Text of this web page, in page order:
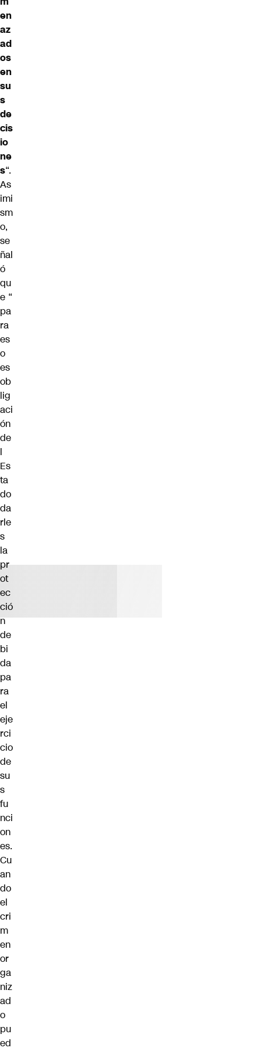
en
az
ad
os
en
su
s
de
cis
io
ne
s“.
As
imi
sm
o,
se
ñal
ó
qu
e “
pa
ra
es
o
es
ob
lig
aci
ón
de
l
Es
ta
do
da
rle
s
la
pr
ot
ec
ció
n
de
bi
da
pa
ra
el
eje
rci
cio
de
su
s
fu
nci
on
es.
Cu
an
do
el
cri
m
en
or
ga
niz
ad
o
pu
ed